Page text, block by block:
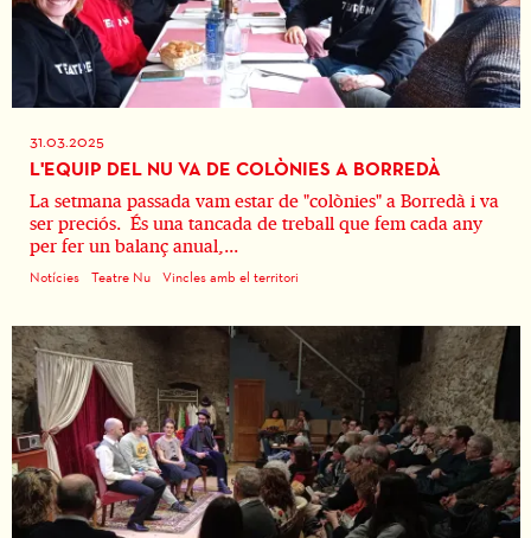
31.03.2025
L'EQUIP DEL NU VA DE COLÒNIES A BORREDÀ
La setmana passada vam estar de "colònies" a Borredà i va
ser preciós. És una tancada de treball que fem cada any
per fer un balanç anual,...
Notícies Teatre Nu Vincles amb el territori